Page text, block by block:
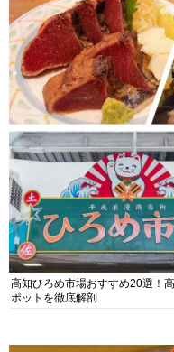
高知ひろめ市場おすすめ20選！
ポットを徹底解剖